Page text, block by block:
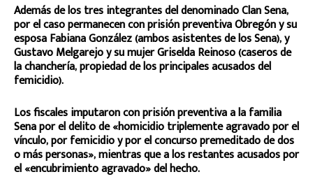
Además de los tres integrantes del denominado Clan Sena,
por el caso permanecen con prisión preventiva Obregón y su
esposa Fabiana González (ambos asistentes de los Sena), y
Gustavo Melgarejo y su mujer Griselda Reinoso (caseros de
la chanchería, propiedad de los principales acusados del
femicidio).
Los fiscales imputaron con prisión preventiva a la familia
Sena por el delito de «homicidio triplemente agravado por el
vínculo, por femicidio y por el concurso premeditado de dos
o más personas», mientras que a los restantes acusados por
el «encubrimiento agravado» del hecho.